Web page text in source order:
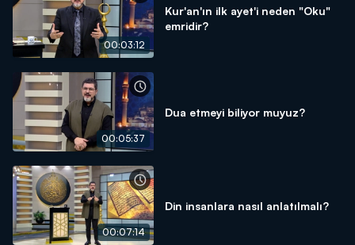
00:03:12
Kur'an'ın ilk ayet'i neden "Oku"
emridir?
00:05:37
Dua etmeyi biliyor muyuz?
00:07:14
Din insanlara nasıl anlatılmalı?